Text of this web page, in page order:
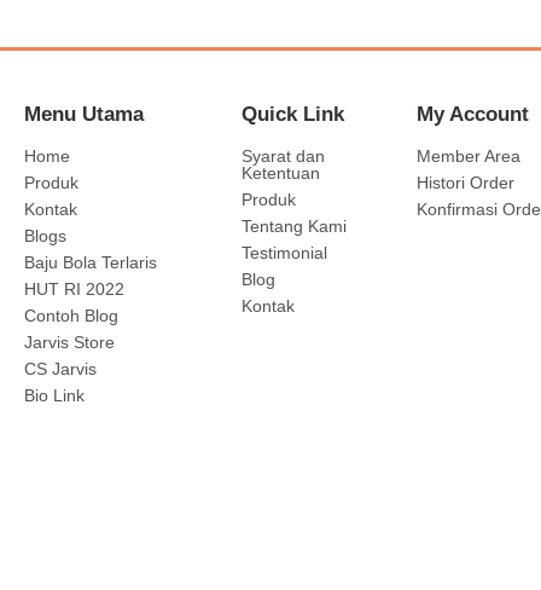
Menu Utama
Home
Produk
Kontak
Blogs
Baju Bola Terlaris
HUT RI 2022
Contoh Blog
Jarvis Store
CS Jarvis
Bio Link
Quick Link
Syarat dan
Ketentuan
Produk
Tentang Kami
Testimonial
Blog
Kontak
My Account
Member Area
Histori Order
Konfirmasi